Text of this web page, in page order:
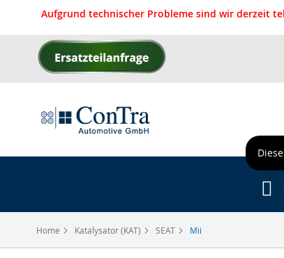
Aufgrund technischer Probleme sind wir derzeit
Direkt
zum
Home Katalysator (KAT) SEAT Mii